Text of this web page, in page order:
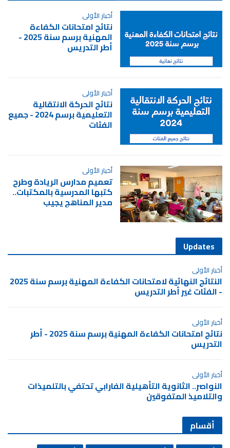
أخبار الأولى
نتائج امتحانات الكفاءة
المهنية برسم سنة 2025 -
أطر التدريس
أخبار الأولى
نتائج الحركة الانتقالية
التعليمية برسم 2024 - جميع
الفئات
أخبار الأولى
تعميم مدارس الريادة وطرح
كتبها المدرسية بالمكتبات..
مدير المناهج يجيب
Updates
أخبار الأولى
النتائج النهائية لامتحانات الكفاءة المهنية برسم سنة 2025
- الفئات غير أطر التدريس
أخبار الأولى
نتائج امتحانات الكفاءة المهنية برسم سنة 2025 - أطر
التدريس
أخبار الأولى
النواصر.. الثانوية التأهيلية الفارابي تحتفي بالتلميذات
والتلاميذ المتفوقين
أقسام